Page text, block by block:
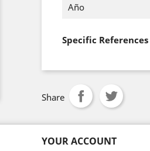
Año
Specific References
Share
YOUR ACCOUNT